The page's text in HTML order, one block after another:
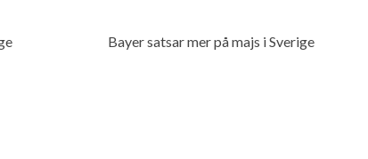
Bayer satsar mer på majs i Sverige